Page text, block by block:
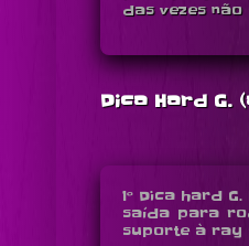
das vezes
Dica Hard G.
1º Dica hard
saída para
suporte à ray